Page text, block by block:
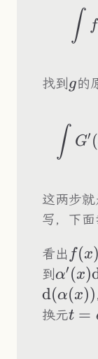
∫ f
找到g
g的
∫ G′ (
这两步
写，下面
看出 f(x)
到 α′ (x)
d(α(x))
换元t =